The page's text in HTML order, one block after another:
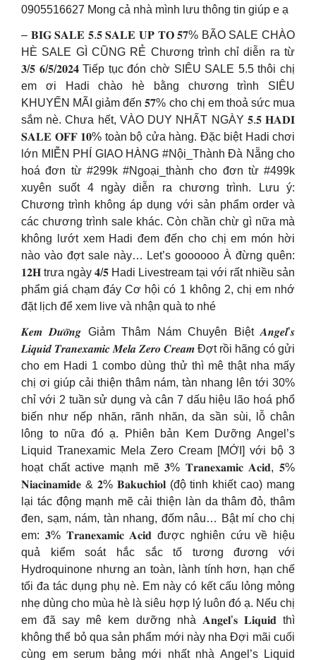
0905516627 Mong cả nhà mình lưu thông tin giúp e ạ
– 𝐁𝐈𝐆 𝐒𝐀𝐋𝐄 𝟓.𝟓 𝐒𝐀𝐋𝐄 𝐔𝐏 𝐓𝐎 𝟓𝟕% BÃO SALE CHÀO
HÈ SALE GÌ CŨNG RẺ Chương trình chỉ diễn ra từ
𝟑/𝟓 𝟔/𝟓/𝟐𝟎𝟐𝟒 Tiếp tục đón chờ SIÊU SALE 5.5 thôi chị
em ơi Hadi chào hè bằng chương trình SIÊU
KHUYẾN MÃI giảm đến 𝟓𝟕% cho chị em thoả sức mua
sắm nè. Chưa hết, VÀO DUY NHẤT NGÀY 𝟓.𝟓 𝐇𝐀𝐃𝐈
𝐒𝐀𝐋𝐄 𝐎𝐅𝐅 𝟏𝟎% toàn bộ cửa hàng. Đặc biệt Hadi chơi
lớn MIỄN PHÍ GIAO HÀNG #Nội_Thành Đà Nẵng cho
hoá đơn từ #299k #Ngoại_thành cho đơn từ #499k
xuyên suốt 4 ngày diễn ra chương trình. Lưu ý:
Chương trình không áp dụng với sản phẩm order và
các chương trình sale khác. Còn chần chừ gì nữa mà
không lướt xem Hadi đem đến cho chị em món hời
nào vào đợt sale này… Let’s goooooo À đừng quên:
𝟏𝟐𝐇 trưa ngày 𝟒/𝟓 Hadi Livestream tại với rất nhiều sản
phẩm giá chạm đáy Cơ hội có 1 không 2, chị em nhớ
đặt lịch để xem live và nhận quà to nhé
𝑲𝒆𝒎 𝑫𝒖̛𝒐̛̃𝒏𝒈 Giảm Thâm Nám Chuyên Biệt 𝑨𝒏𝒈𝒆𝒍’𝒔
𝑳𝒊𝒒𝒖𝒊𝒅 𝑻𝒓𝒂𝒏𝒆𝒙𝒂𝒎𝒊𝒄 𝑴𝒆𝒍𝒂 𝒁𝒆𝒓𝒐 𝑪𝒓𝒆𝒂𝒎 Đợt rồi hãng có gửi
cho em Hadi 1 combo dùng thử thì mê thật nha mấy
chị ơi giúp cải thiện thâm nám, tàn nhang lên tới 30%
chỉ với 2 tuần sử dụng và cân 7 dấu hiệu lão hoá phổ
biến như nếp nhăn, rãnh nhăn, da sần sùi, lỗ chân
lông to nữa đó ạ. Phiên bản Kem Dưỡng Angel’s
Liquid Tranexamic Mela Zero Cream [MỚI] với bộ 3
hoạt chất active mạnh mẽ 𝟑% 𝐓𝐫𝐚𝐧𝐞𝐱𝐚𝐦𝐢𝐜 𝐀𝐜𝐢𝐝, 𝟓%
𝐍𝐢𝐚𝐜𝐢𝐧𝐚𝐦𝐢𝐝𝐞 & 𝟐% 𝐁𝐚𝐤𝐮𝐜𝐡𝐢𝐨𝐥 (độ tinh khiết cao) mang
lại tác động mạnh mẽ cải thiện làn da thâm đỏ, thâm
đen, sạm, nám, tàn nhang, đốm nâu… Bật mí cho chị
em: 𝟑% 𝐓𝐫𝐚𝐧𝐞𝐱𝐚𝐦𝐢𝐜 𝐀𝐜𝐢𝐝 được nghiên cứu về hiệu
quả kiểm soát hắc sắc tố tương đương với
Hydroquinone nhưng an toàn, lành tính hơn, hạn chế
tối đa tác dụng phụ nè. Em này có kết cấu lỏng mỏng
nhẹ dùng cho mùa hè là siêu hợp lý luôn đó ạ. Nếu chị
em đã say mê kem dưỡng nhà 𝐀𝐧𝐠𝐞𝐥’𝐬 𝐋𝐢𝐪𝐮𝐢𝐝 thì
không thể bỏ qua sản phẩm mới này nha Đợi mãi cuối
cùng em serum bảng mới nhất nhà Angel’s Liquid